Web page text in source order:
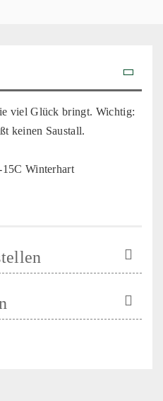
viel Glück bringt. Wichtig:
keinen Saustall.
Winterhart